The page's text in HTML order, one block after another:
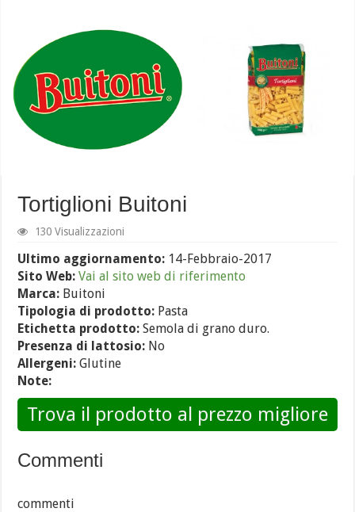
Tortiglioni Buitoni
130 Visualizzazioni
Ultimo aggiornamento: 14-Febbraio-2017
Sito Web: Vai al sito web di riferimento
Marca: Buitoni
Tipologia di prodotto: Pasta
Etichetta prodotto: Semola di grano duro.
Presenza di lattosio: No
Allergeni: Glutine
Note:
Trova il prodotto al prezzo migliore
Commenti
commenti